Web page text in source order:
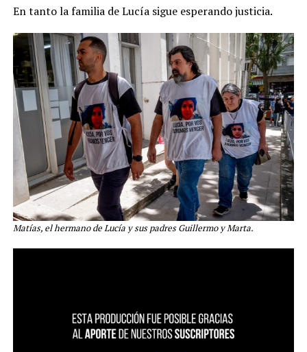
En tanto la familia de Lucía sigue esperando justicia.
Matías, el hermano de Lucía y sus padres Guillermo y Marta.